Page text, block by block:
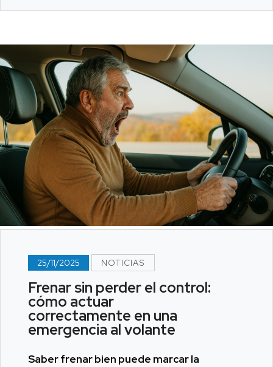
25/11/2025 NOTICIAS
Frenar sin perder el control:
cómo actuar
correctamente en una
emergencia al volante
Saber frenar bien puede marcar la